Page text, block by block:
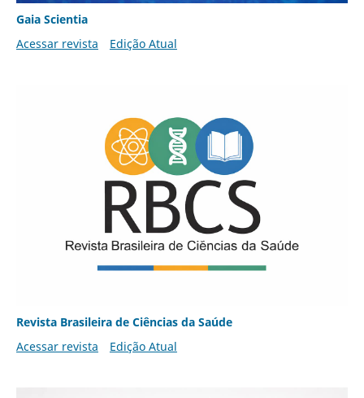
Gaia Scientia
Acessar revista
Edição Atual
Revista Brasileira de Ciências da Saúde
Acessar revista
Edição Atual